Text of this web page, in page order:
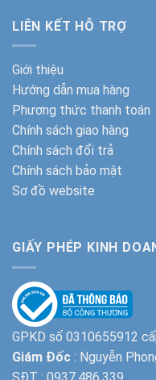
LIÊN KẾT HỖ TRỢ
Giới thiệu
Hướng dẫn mua hàng
Phương thức thanh toán
Chính sách giao hàng
Chính sách đổi trả
Chính sách bảo mật
Sơ đồ website
GIẤY PHÉP KINH
GPKD số 0310655912
Giám Đốc : Nguyễn